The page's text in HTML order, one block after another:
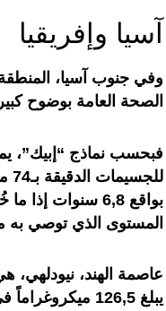
آسيا وإفريقيا
وفي جنوب آسيا، المنطقة
الصحة العامة بوضوح
فبحسب نماذج “إبيك”،
المستوى الذي توصي به
عاصمة الهند، نيودلهي،
يبلغ 126,5 ميكروغراماً في المتر مكعب.